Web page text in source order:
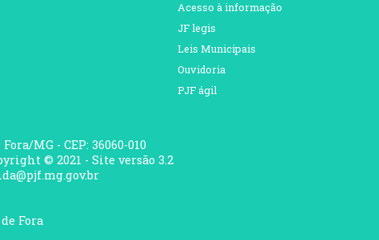
Acesso à informação
JF legis
Leis Municipais
Ouvidoria
PJF ágil
MG - CEP: 36060-010
© 2021 - Site versão 3.2
Fora